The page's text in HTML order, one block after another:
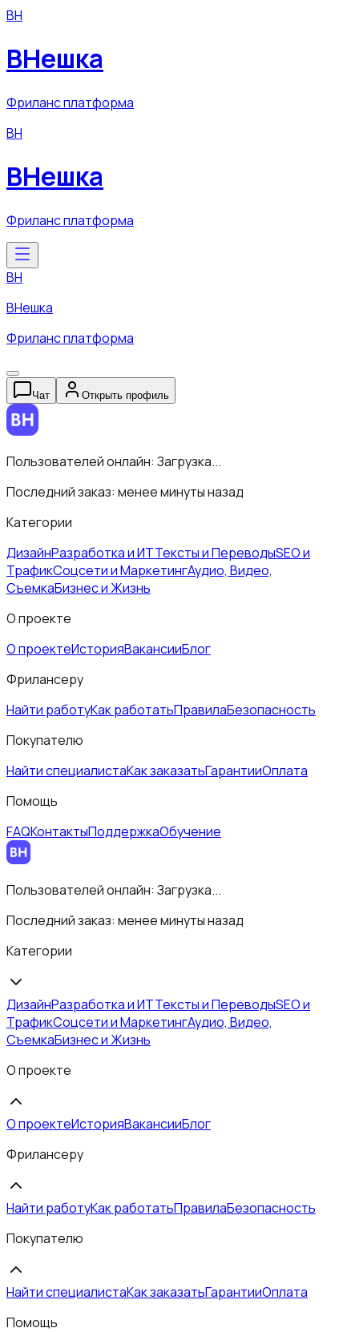
ВН
ВНешка
Фриланс платформа
ВН
ВНешка
Фриланс платформа
ВН
ВНешка
Фриланс платформа
Чат Открыть профиль
Пользователей онлайн: Загрузка...
Последний заказ: менее минуты назад
Категории
ДизайнРазработка и ИТТексты и ПереводыSEO и
ТрафикСоцсети и МаркетингАудио, Видео,
СъемкаБизнес и Жизнь
О проекте
О проектеИсторияВакансииБлог
Фрилансеру
Найти работуКак работатьПравилаБезопасность
Покупателю
Найти специалистаКак заказатьГарантииОплата
Помощь
FAQКонтактыПоддержкаОбучение
Пользователей онлайн: Загрузка...
Последний заказ: менее минуты назад
Категории
ДизайнРазработка и ИТТексты и ПереводыSEO и
ТрафикСоцсети и МаркетингАудио, Видео,
СъемкаБизнес и Жизнь
О проекте
О проектеИсторияВакансииБлог
Фрилансеру
Найти работуКак работатьПравилаБезопасность
Покупателю
Найти специалистаКак заказатьГарантииОплата
Помощь